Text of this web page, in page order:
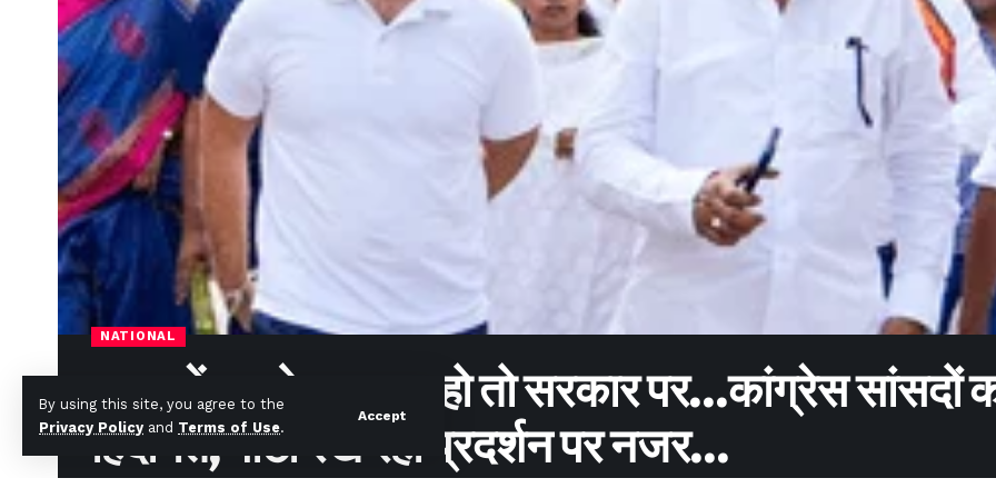
By using this site, you agree to the
Privacy Policy and Terms of Use.
Accept
NATIONAL
सदन में जाओ, जरूरत हो तो सरकार पर…कांग्रेस सांसदों
हिदायत; पार्टी रख रही प्रदर्शन पर नजर…